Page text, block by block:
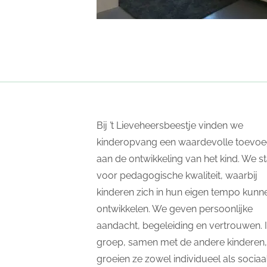
Bij ’t Lieveheersbeestje vinden we
kinderopvang een waardevolle
aan de ontwikkeling van het kind. We
voor pedagogische kwaliteit, waarbij
kinderen zich in hun eigen tempo
ontwikkelen. We geven persoonlijke
aandacht, begeleiding en vertrouwen.
groep, samen met de andere kinderen,
groeien ze zowel individueel als